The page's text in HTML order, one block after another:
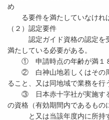
め
る要件を満たしていなければ
（２）認定要件
認定ガイド資格の認定を受
満たしている必要がある。
① 申請時点の年齢が満１８
② 白神山地若しくはその周
ること、又は同地域で業務を行
③ 日本赤十字社が実施する
の資格（有効期間内であるもの
と又は当該年度内に所持す